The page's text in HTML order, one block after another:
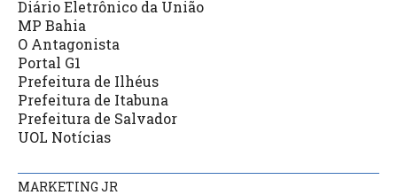
Diário Eletrônico da União
MP Bahia
O Antagonista
Portal G1
Prefeitura de Ilhéus
Prefeitura de Itabuna
Prefeitura de Salvador
UOL Notícias
MARKETING JR